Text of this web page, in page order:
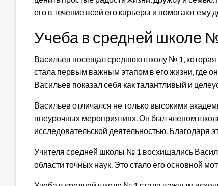
его в течение всей его карьеры и помогают ему
Учеба в средней школе
Васильев посещал среднюю школу № 1, которая
стала первым важным этапом в его жизни, где
Васильев показал себя как талантливый и
Васильев отличался не только высокими
внеурочных мероприятиях. Он был членом
исследовательской деятельностью. Благодаря
Учителя средней школы № 1 восхищались
области точных наук. Это стало его основной